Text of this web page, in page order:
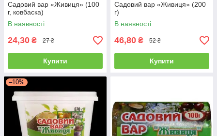
Садовий вар «Живиця» (100
г, ковбаска)
В наявності
24,30 ₴ 27 ₴
Купити
Садовий вар «Живиця» (200
г)
В наявності
46,80 ₴ 52 ₴
Купити
–10%